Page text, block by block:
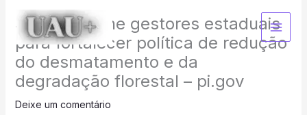
conteúdo
Semarh reúne gestores estaduais
para fortalecer política de redução
do desmatamento e da
degradação florestal – pi.gov
Deixe um comentário